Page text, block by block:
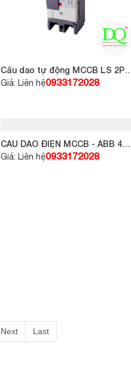
Cầu dao tự động MCCB LS 2P
20A 30KA
Giá: Liên hệ0933172028
CẦU DAO ĐIỆN MCCB - ABB 4P
20A 10kA, loại A1A
Giá: Liên hệ0933172028
Next Last